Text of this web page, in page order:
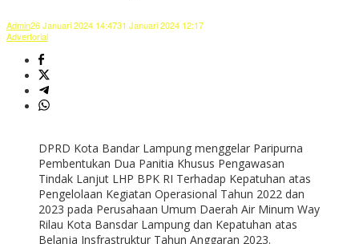
Admin26 Januari 2024 14:4731 Januari 2024 12:17
Advertorial
DPRD Kota Bandar Lampung menggelar Paripurna
Pembentukan Dua Panitia Khusus Pengawasan
Tindak Lanjut LHP BPK RI Terhadap Kepatuhan atas
Pengelolaan Kegiatan Operasional Tahun 2022 dan
2023 pada Perusahaan Umum Daerah Air Minum Way
Rilau Kota Bansdar Lampung dan Kepatuhan atas
Belanja Insfrastruktur Tahun Anggaran 2023.